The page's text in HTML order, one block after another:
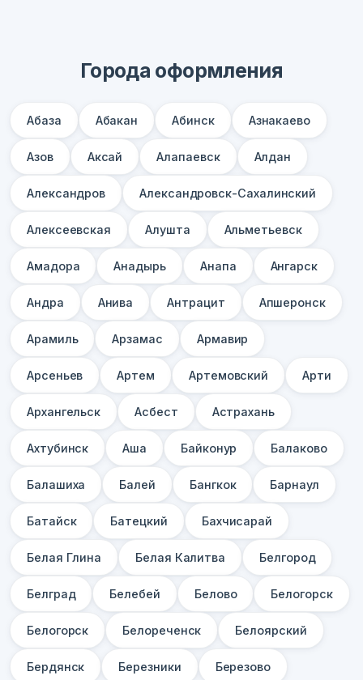
Города оформления
Абаза Абакан Абинск Азнакаево
Азов Аксай Алапаевск Алдан
Александров Александровск-Сахалинский
Алексеевская Алушта Альметьевск
Амадора Анадырь Анапа Ангарск
Андра Анива Антрацит Апшеронск
Арамиль Арзамас Армавир
Арсеньев Артем Артемовский Арти
Архангельск Асбест Астрахань
Ахтубинск Аша Байконур Балаково
Балашиха Балей Бангкок Барнаул
Батайск Батецкий Бахчисарай
Белая Глина Белая Калитва Белгород
Белград Белебей Белово Белогорск
Белогорск Белореченск Белоярский
Бердянск Березники Березово